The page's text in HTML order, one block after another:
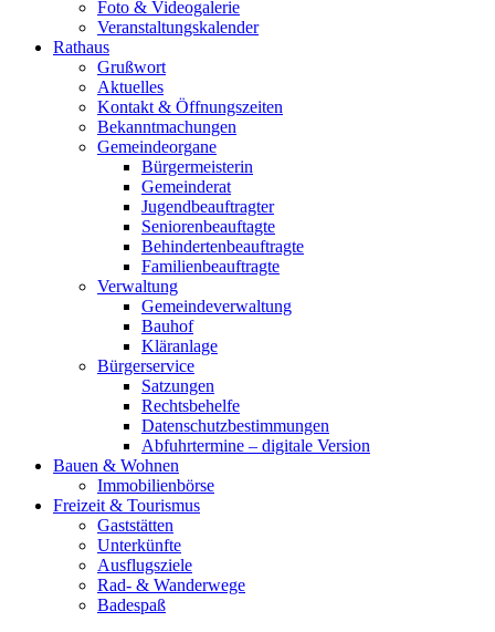
Foto & Videogalerie
Veranstaltungskalender
Rathaus
Grußwort
Aktuelles
Kontakt & Öffnungszeiten
Bekanntmachungen
Gemeindeorgane
Bürgermeisterin
Gemeinderat
Jugendbeauftragter
Seniorenbeauftagte
Behindertenbeauftragte
Familienbeauftragte
Verwaltung
Gemeindeverwaltung
Bauhof
Kläranlage
Bürgerservice
Satzungen
Rechtsbehelfe
Datenschutzbestimmungen
Abfuhrtermine – digitale Version
Bauen & Wohnen
Immobilienbörse
Freizeit & Tourismus
Gaststätten
Unterkünfte
Ausflugsziele
Rad- & Wanderwege
Badespaß